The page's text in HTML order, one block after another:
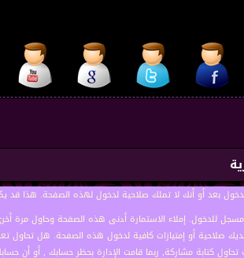
بعد أو أنك لا تملك صلاحية لدخول لهذه الصفحة. هذا قد
للدخول. إملاء الاستمارة أدنى هذه الصفحة وحاول مرة
صلاحية أو إمتيازات كافية لدخول هذه الصفحة. هل تحاول
تحاول كتابة مشاركة, ربما قامت الإدارة بحظر حسابك , أو أن